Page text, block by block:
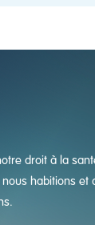
droit à la
habitions et